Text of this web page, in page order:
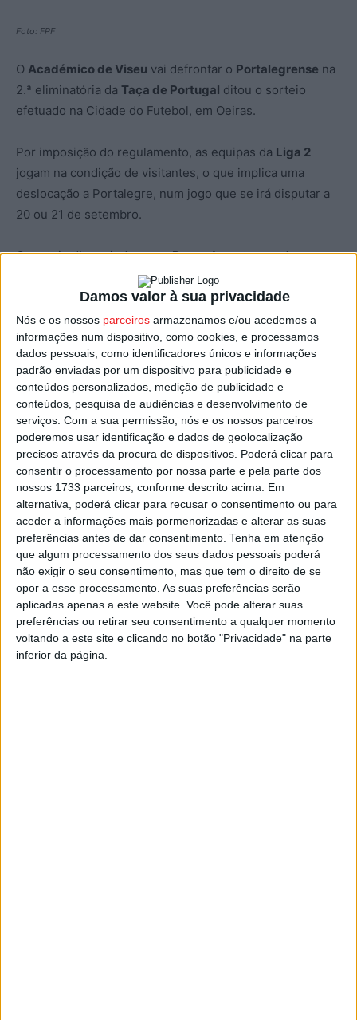
Damos valor à sua privacidade
Nós e os nossos parceiros armazenamos e/ou acedemos a
informações num dispositivo, como cookies, e processamos
dados pessoais, como identificadores únicos e informações
padrão enviadas por um dispositivo para publicidade e
conteúdos personalizados, medição de publicidade e
conteúdos, pesquisa de audiências e desenvolvimento de
serviços. Com a sua permissão, nós e os nossos parceiros
poderemos usar identificação e dados de geolocalização
precisos através da procura de dispositivos. Poderá clicar para
consentir o processamento por nossa parte e pela parte dos
nossos 1733 parceiros, conforme descrito acima. Em
alternativa, poderá clicar para recusar o consentimento ou para
aceder a informações mais pormenorizadas e alterar as suas
preferências antes de dar consentimento. Tenha em atenção
que algum processamento dos seus dados pessoais poderá
não exigir o seu consentimento, mas que tem o direito de se
opor a esse processamento. As suas preferências serão
aplicadas apenas a este website. Você pode alterar suas
preferências ou retirar seu consentimento a qualquer momento
voltando a este site e clicando no botão "Privacidade" na parte
inferior da página.
Foto: FPF
O Académico de Viseu vai defrontar o Portalegrense na
2.ª eliminatória da Taça de Portugal ditou o sorteio
efetuado na Cidade do Futebol, em Oeiras.
Por imposição do regulamento, as equipas da Liga 2
jogam na condição de visitantes, o que implica uma
deslocação a Portalegre, num jogo que se irá disputar a
20 ou 21 de setembro.
O sorteio ditou ainda que oResende, este ano de
regresso ao Campeonato de Portugal, receba o
equipa da Liga 2.
Já das equipas que entram na primeira eliminatória, o
vencedor doCarregal do Sal–Mortágua, irá receber o
vencedor da partida entre
Académica de Coimbra
Marialvas .
Já oCastro Daire, se eliminar o Marco 09, irá jogar no
recinto do vencedor da partida entre o
Moncarapachensee oViana do Alentejo, enquanto o
Cinfães, se afastar o Anadia, irá jogar em casa com o
vencedor do encontro entreLusitâniaeO Elvas.
Quanto ao Tondela, como equipa da I Liga de futebol,
entrará no sorteio apenas na 3.ª eliminatória e, de acordo
com o regulamento, jogará na condição de visitante.
Esta e outras notícias para ouvir na Estação Diária – 96.8